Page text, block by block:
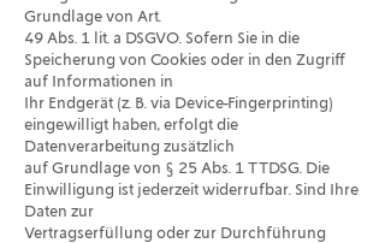
Grundlage von Art.
49 Abs. 1 lit. a DSGVO. Sofern Sie in die
Speicherung von Cookies oder in den Zugriff
auf Informationen in
Ihr Endgerät (z. B. via Device-Fingerprinting)
eingewilligt haben, erfolgt die
Datenverarbeitung zusätzlich
auf Grundlage von § 25 Abs. 1 TTDSG. Die
Einwilligung ist jederzeit widerrufbar. Sind Ihre
Daten zur
Vertragserfüllung oder zur Durchführung